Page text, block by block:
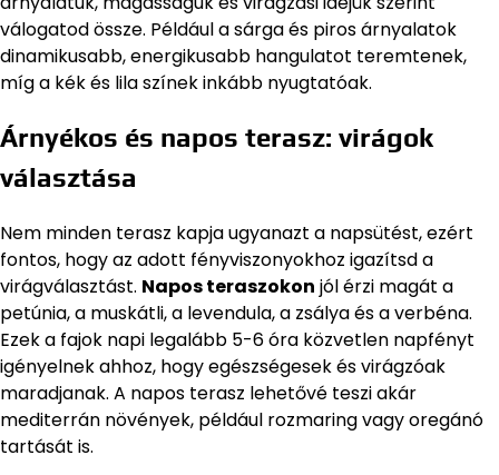
válogatod össze. Például a sárga és piros árnyalatok
dinamikusabb, energikusabb hangulatot teremtenek,
míg a kék és lila színek inkább nyugtatóak.
Árnyékos és napos terasz: virágok
választása
Nem minden terasz kapja ugyanazt a napsütést, ezért
fontos, hogy az adott fényviszonyokhoz igazítsd a
virágválasztást. Napos teraszokon jól érzi magát a
petúnia, a muskátli, a levendula, a zsálya és a verbéna.
Ezek a fajok napi legalább 5-6 óra közvetlen napfényt
igényelnek ahhoz, hogy egészségesek és virágzóak
maradjanak. A napos terasz lehetővé teszi akár
mediterrán növények, például rozmaring vagy oregánó
tartását is.